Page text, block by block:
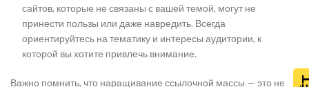
сайтов, которые не связаны с вашей темой, могут не
принести пользы или даже навредить. Всегда
ориентируйтесь на тематику и интересы аудитории, к
которой вы хотите привлечь внимание.
Важно помнить, что наращивание ссылочной массы — это не